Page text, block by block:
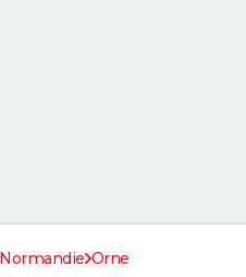
Normandie Orne